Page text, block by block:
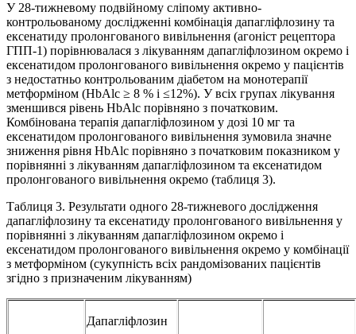
У 28-тижневому подвійному сліпому активно-
контрольованому дослідженні комбінація дапагліфлозину та
ексенатиду пролонгованого вивільнення (агоніст рецептора
ГПП-1) порівнювалася з лікуванням дапагліфлозином окремо і
ексенатидом пролонгованого вивільнення окремо у пацієнтів
з недостатньо контрольованим діабетом на монотерапії
метформіном (HbAlc ≥ 8 % і ≤12%). У всіх групах лікування
зменшився рівень HbAlc порівняно з початковим.
Комбінована терапія дапагліфлозином у дозі 10 мг та
ексенатидом пролонгованого вивільнення зумовила значне
зниження рівня HbAlc порівняно з початковим показником у
порівнянні з лікуванням дапагліфлозином та ексенатидом
пролонгованого вивільнення окремо (таблиця 3).
Таблиця 3. Результати одного 28-тижневого дослідження
дапагліфлозину та ексенатиду пролонгованого вивільнення у
порівнянні з лікуванням дапагліфлозином окремо і
ексенатидом пролонгованого вивільнення окремо у комбінації
з метформіном (сукупність всіх рандомізованих пацієнтів
згідно з призначеним лікуванням)
Дапагліфлозин